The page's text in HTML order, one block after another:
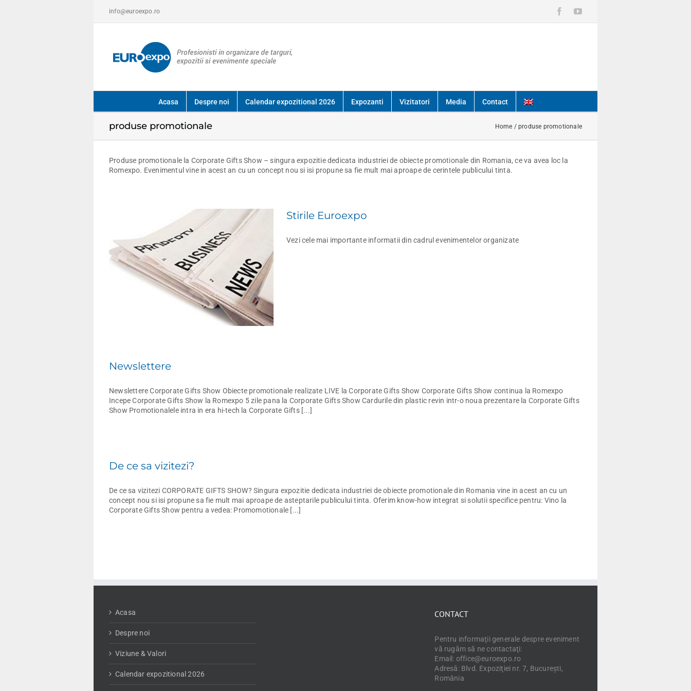
info@euroexpo.ro FacebookYouTube
Acasa Despre noi Calendar expozitional 2026 Expozanti Vizitatori Media Contact
produse promotionale Home / produse promotionale
Produse promotionale la Corporate Gifts Show – singura expozitie dedicata industriei de obiecte promotionale din Romania, ce va avea loc la
Romexpo. Evenimentul vine in acest an cu un concept nou si isi propune sa fie mult mai aproape de cerintele publicului tinta.
Stirile Euroexpo
Vezi cele mai importante informatii din cadrul evenimentelor organizate
Newslettere
Newslettere Corporate Gifts Show Obiecte promotionale realizate LIVE la Corporate Gifts Show Corporate Gifts Show continua la Romexpo
Incepe Corporate Gifts Show la Romexpo 5 zile pana la Corporate Gifts Show Cardurile din plastic revin intr-o noua prezentare la Corporate Gifts
Show Promotionalele intra in era hi-tech la Corporate Gifts [...]
De ce sa vizitezi?
De ce sa vizitezi CORPORATE GIFTS SHOW? Singura expozitie dedicata industriei de obiecte promotionale din Romania vine in acest an cu un
concept nou si isi propune sa fie mult mai aproape de asteptarile publicului tinta. Oferim know-how integrat si solutii specifice pentru: Vino la
Corporate Gifts Show pentru a vedea: Promomotionale [...]
Acasa
Despre noi
Viziune & Valori
Calendar expozitional 2026
CONTACT
Pentru informaţii generale despre eveniment
vă rugăm să ne contactaţi:
Email: office@euroexpo.ro
Adresă: Blvd. Expoziţiei nr. 7, Bucureşti,
România